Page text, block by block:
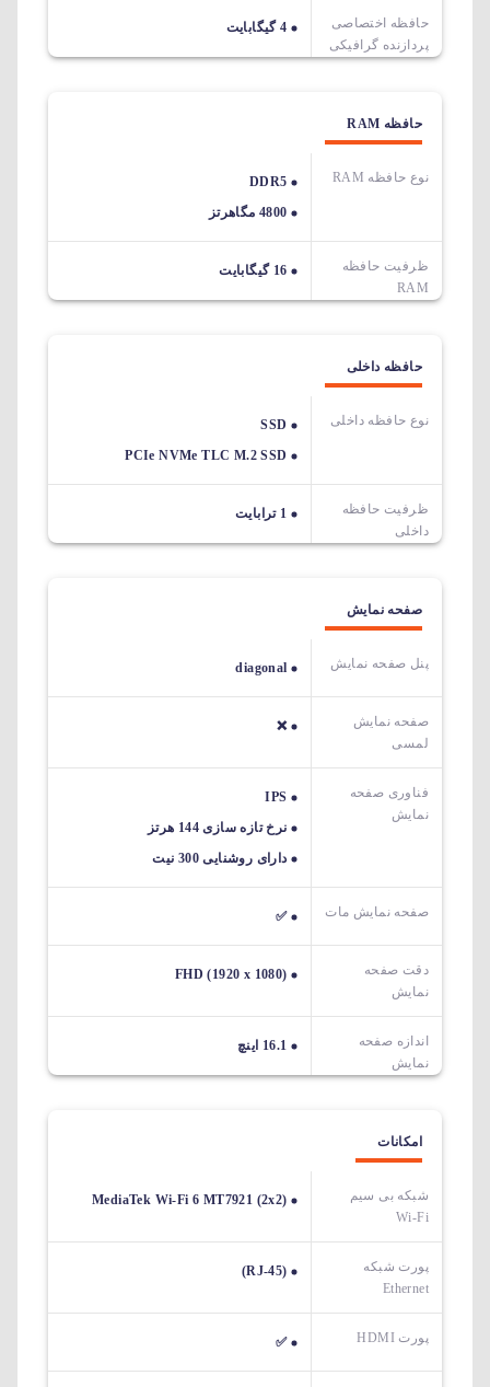
حافظه اختصاصی
پردازنده گرافیکی
4 گیگابایت
حافظه RAM
نوع حافظه RAM
DDR5
4800 مگاهرتز
ظرفیت حافظه
RAM
16 گیگابایت
حافظه داخلی
نوع حافظه داخلی
SSD
PCIe NVMe TLC M.2 SSD
ظرفیت حافظه
داخلی
1 ترابایت
صفحه نمایش
پنل صفحه نمایش diagonal
صفحه نمایش
لمسی
❌
فناوری صفحه
نمایش
IPS
نرخ تازه سازی 144 هرتز
دارای روشنایی 300 نیت
صفحه نمایش مات ✅
دقت صفحه
نمایش
FHD (1920 x 1080)
اندازه صفحه
نمایش
16.1 اینچ
امکانات
شبکه بی سیم
Wi-Fi
MediaTek Wi-Fi 6 MT7921 (2x2)
پورت شبکه
Ethernet
(RJ-45)
پورت HDMI ✅